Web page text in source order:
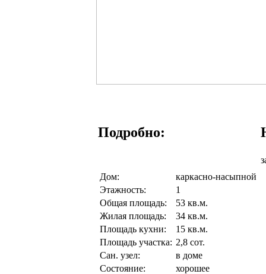
Подробно:
Дом:
каркасно-насыпной
Этажность:
1
Общая площадь:
53 кв.м.
Жилая площадь:
34 кв.м.
Площадь кухни:
15 кв.м.
Площадь участка: 2,8 сот.
Сан. узел:
в доме
Состояние:
хорошее